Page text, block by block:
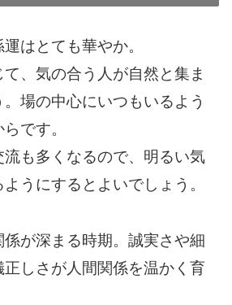
はとても華やか。
、気の合う人が自然と集ま
場の中心にいつもいるよう
です。
も多くなるので、明るい気
うにするとよいでしょう。
が深まる時期。誠実さや細
しさが人間関係を温かく育